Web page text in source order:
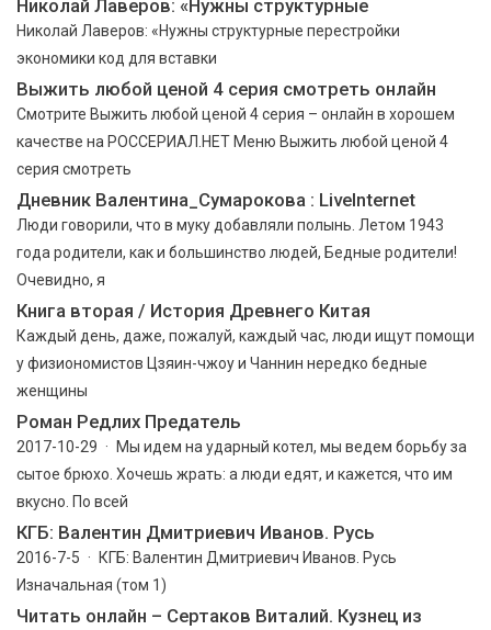
Николай Лаверов: «Нужны структурные
Николай Лаверов: «Нужны структурные перестройки
экономики код для вставки
Выжить любой ценой 4 серия cмотреть онлайн
Смотрите Выжить любой ценой 4 серия – онлайн в хорошем
качестве на РОССЕРИАЛ.НЕТ Меню Выжить любой ценой 4
серия смотреть
Дневник Валентина_Сумарокова : LiveInternet
Люди говорили, что в муку добавляли полынь. Летом 1943
года родители, как и большинство людей, Бедные родители!
Очевидно, я
Книга вторая / История Древнего Китая
Каждый день, даже, пожалуй, каждый час, люди ищут помощи
у физиономистов Цзяин-чжоу и Чаннин нередко бедные
женщины
Роман Редлих Предатель
2017-10-29 · Мы идем на ударный котел, мы ведем борьбу за
сытое брюхо. Хочешь жрать: а люди едят, и кажется, что им
вкусно. По всей
КГБ: Валентин Дмитриевич Иванов. Русь
2016-7-5 · КГБ: Валентин Дмитриевич Иванов. Русь
Изначальная (том 1)
Читать онлайн – Сертаков Виталий. Кузнец из